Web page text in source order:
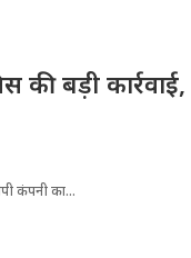
की बड़ी
कंपनी का...